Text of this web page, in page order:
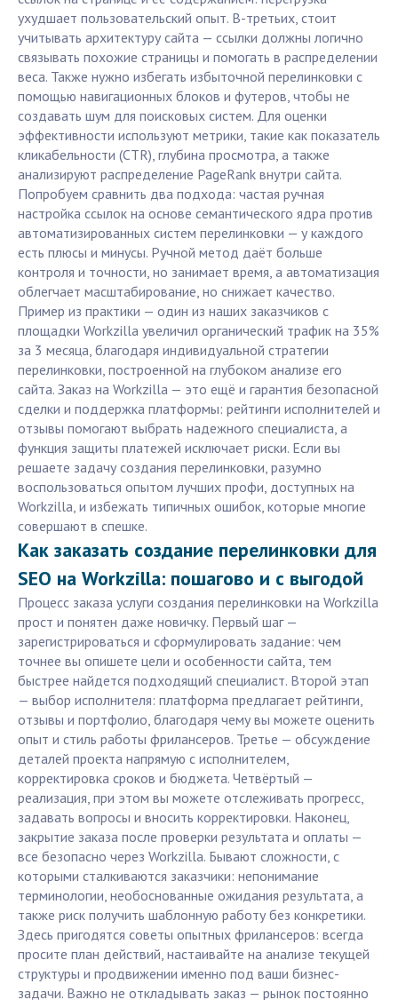
ухудшает пользовательский опыт. В-третьих, стоит
учитывать архитектуру сайта — ссылки должны логично
связывать похожие страницы и помогать в распределении
веса. Также нужно избегать избыточной перелинковки с
помощью навигационных блоков и футеров, чтобы не
создавать шум для поисковых систем. Для оценки
эффективности используют метрики, такие как показатель
кликабельности (CTR), глубина просмотра, а также
анализируют распределение PageRank внутри сайта.
Попробуем сравнить два подхода: частая ручная
настройка ссылок на основе семантического ядра против
автоматизированных систем перелинковки — у каждого
есть плюсы и минусы. Ручной метод даёт больше
контроля и точности, но занимает время, а автоматизация
облегчает масштабирование, но снижает качество.
Пример из практики — один из наших заказчиков с
площадки Workzilla увеличил органический трафик на 35%
за 3 месяца, благодаря индивидуальной стратегии
перелинковки, построенной на глубоком анализе его
сайта. Заказ на Workzilla — это ещё и гарантия безопасной
сделки и поддержка платформы: рейтинги исполнителей и
отзывы помогают выбрать надежного специалиста, а
функция защиты платежей исключает риски. Если вы
решаете задачу создания перелинковки, разумно
воспользоваться опытом лучших профи, доступных на
Workzilla, и избежать типичных ошибок, которые многие
совершают в спешке.
Как заказать создание перелинковки для
SEO на Workzilla: пошагово и с выгодой
Процесс заказа услуги создания перелинковки на Workzilla
прост и понятен даже новичку. Первый шаг —
зарегистрироваться и сформулировать задание: чем
точнее вы опишете цели и особенности сайта, тем
быстрее найдется подходящий специалист. Второй этап
— выбор исполнителя: платформа предлагает рейтинги,
отзывы и портфолио, благодаря чему вы можете оценить
опыт и стиль работы фрилансеров. Третье — обсуждение
деталей проекта напрямую с исполнителем,
корректировка сроков и бюджета. Четвёртый —
реализация, при этом вы можете отслеживать прогресс,
задавать вопросы и вносить корректировки. Наконец,
закрытие заказа после проверки результата и оплаты —
все безопасно через Workzilla. Бывают сложности, с
которыми сталкиваются заказчики: непонимание
терминологии, необоснованные ожидания результата, а
также риск получить шаблонную работу без конкретики.
Здесь пригодятся советы опытных фрилансеров: всегда
просите план действий, настаивайте на анализе текущей
структуры и продвижении именно под ваши бизнес-
задачи. Важно не откладывать заказ — рынок постоянно